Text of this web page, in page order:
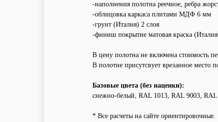
-наполнения полотна реечное, ребра
-облицовка каркаса плитами МДФ 6 мм
-грунт (Италия) 2 слоя
-финиш покрытие матовая краска
В цену полотна не включена стоимость
В полотне присутсвует врезанное
Базовые цвета (без наценки):
снежно-белый, RAL 1013, RAL 9003,
* Все расчеты на сайте ориентировочные.